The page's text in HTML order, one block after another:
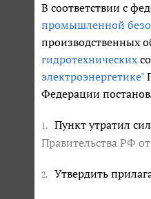
В соответствии с
промышленной
производственных
гидротехнических
электроэнергетике"
Федерации
1. Пункт утратил
Правительства РФ
2. Утвердить